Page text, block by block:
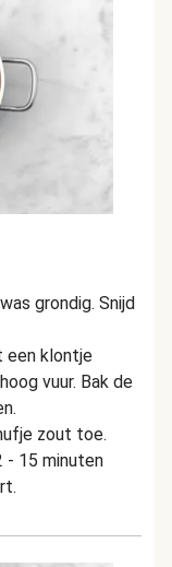
grondig. Snijd
een klontje
vuur. Bak de
zout toe.
- 15 minuten